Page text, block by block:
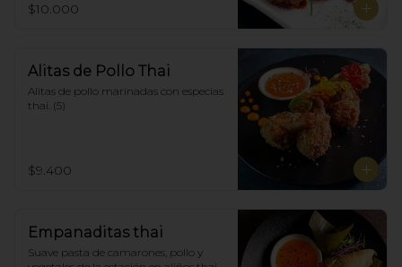
$10.000
Alitas de Pollo Thai
Alitas de pollo marinadas con especias
thai. (5)
$9.400
Empanaditas thai
Suave pasta de camarones, pollo y